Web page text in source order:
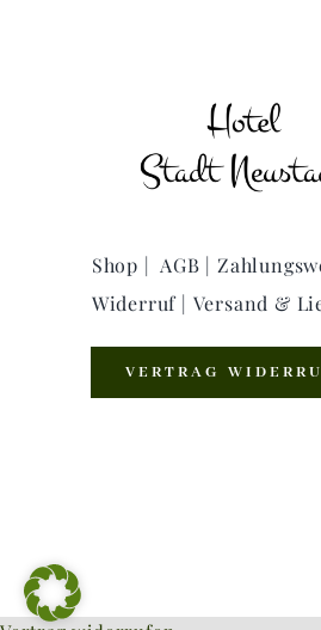
Shop | AGB |
Widerruf | Versand &
VERTRAG